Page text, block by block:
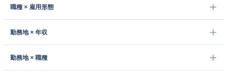
職種 × 雇用形態
勤務地 × 年収
勤務地 × 職種